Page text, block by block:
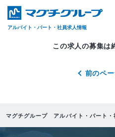
アルバイト・パート・社員求人情報
この求人の募集は
前のペ
マグチグループ アルバイト・パート・